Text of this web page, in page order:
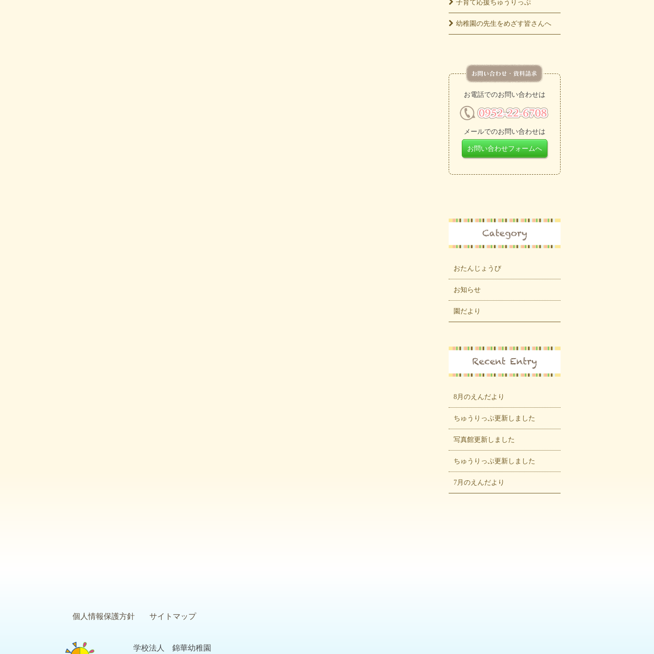
子育て応援ちゅうりっぷ
幼稚園の先生をめざす皆さんへ
お電話でのお問い合わせは
メールでのお問い合わせは
お問い合わせフォームへ
おたんじょうび
お知らせ
園だより
8月のえんだより
ちゅうりっぷ更新しました
写真館更新しました
ちゅうりっぷ更新しました
7月のえんだより
個人情報保護方針 サイトマップ
学校法人 錦華幼稚園